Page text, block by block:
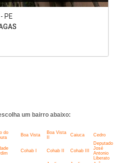
PE
um bairro abaixo:
do
Boa Vista
Boa Vista
Caiuca Cedro
Cohab I Cohab II Cohab III
Deputado
José
Antonio
Liberato